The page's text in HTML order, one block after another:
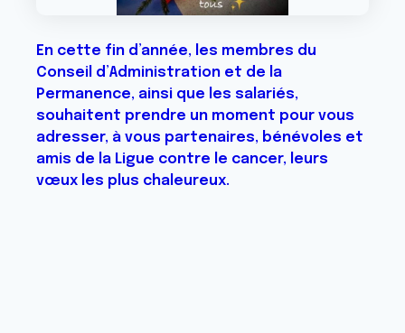
En cette fin d’année, les membres du
Conseil d’Administration et de la
Permanence, ainsi que les salariés,
souhaitent prendre un moment pour vous
adresser, à vous partenaires, bénévoles et
amis de la Ligue contre le cancer, leurs
vœux les plus chaleureux.